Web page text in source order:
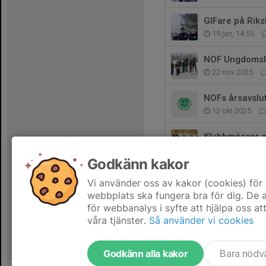
GIFare på
19 jan, 14:55
NOF
22 nov 2025
NOFs
12 okt 2025
Klubbmössor
5 okt 2025
Godkänn kakor
Vi använder oss av kakor (cookies)
webbplats ska fungera bra för dig. De
för webbanalys i syfte att hjälpa oss
våra tjänster. Så använder vi cookies
Godkänn alla kakor Bara